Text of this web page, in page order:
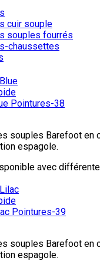
cuir souple
souples fourrés
chaussettes
Pointures-38
souples Barefoot en
espagole.
avec
Pointures-39
souples Barefoot en
espagole.